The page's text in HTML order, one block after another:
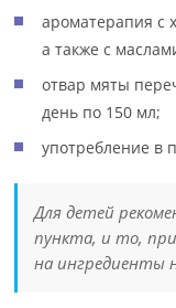
ароматерапия с
а также с
отвар мяты
день по 150 мл;
употребление в
Для детей
пункта, и то,
на ингредиенты